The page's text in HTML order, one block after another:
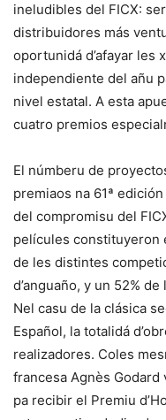
ineludibles del FICX:
distribuidores más
oportunidá d’afayar les
independiente del añu
nivel estatal. A esta
cuatro premios
El númberu de
premiaos na 61ª
del compromisu del
películes constituyeron
de les distintes
d’anguaño, y un 52%
Nel casu de la clásica
Español, la totalidá
realizadores. Coles
francesa Agnès Godard
pa recibir el Premiu